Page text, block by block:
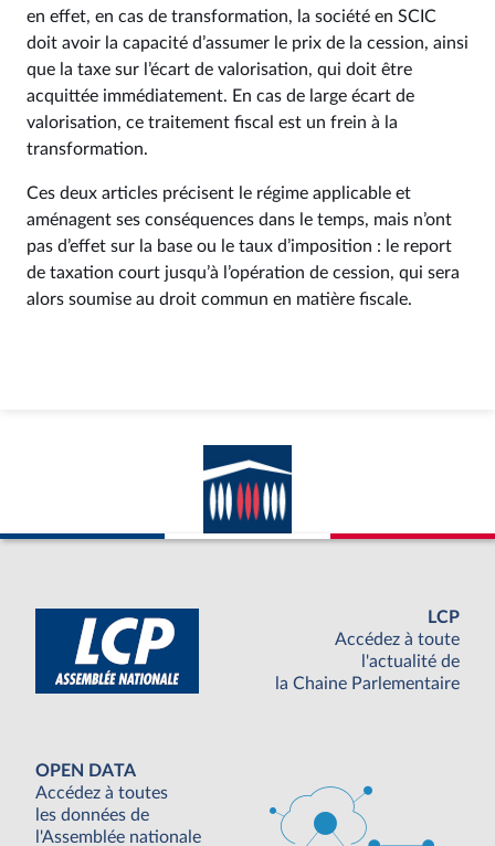
en effet, en cas de transformation, la société en SCIC
doit avoir la capacité d’assumer le prix de la cession, ainsi
que la taxe sur l’écart de valorisation, qui doit être
acquittée immédiatement. En cas de large écart de
valorisation, ce traitement fiscal est un frein à la
transformation.
Ces deux articles précisent le régime applicable et
aménagent ses conséquences dans le temps, mais n’ont
pas d’effet sur la base ou le taux d’imposition : le report
de taxation court jusqu’à l’opération de cession, qui sera
alors soumise au droit commun en matière fiscale.
LCP
Accédez à toute
l'actualité de
la Chaine Parlementaire
OPEN DATA
Accédez à toutes
les données de
l'Assemblée nationale